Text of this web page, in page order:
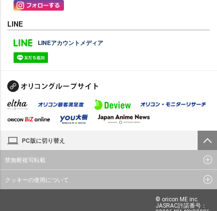
LINE
LINEアカウントメディア
PC版に切り替え
禁無断複写転載
クッキーの使用について
© oricon ME inc.
JASRAC許諾番号：